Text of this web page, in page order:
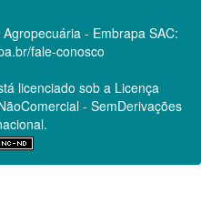
- Embrapa SAC:
fale-conosco
licenciado sob a Licença
- SemDerivações